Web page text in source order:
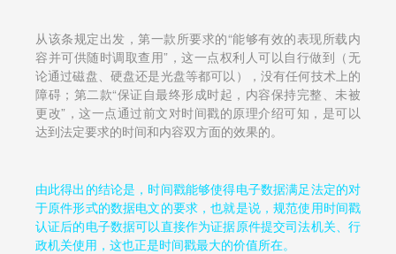
从该条规定出发，第一款所要求的“能够有效的表现所载内
容并可供随时调取查用”，这一点权利人可以自行做到（无
论通过磁盘、硬盘还是光盘等都可以），没有任何技术上的
障碍；第二款“保证自最终形成时起，内容保持完整、未被
更改”，这一点通过前文对时间戳的原理介绍可知，是可以
达到法定要求的时间和内容双方面的效果的。
由此得出的结论是，时间戳能够使得电子数据满足法定的对
于原件形式的数据电文的要求，也就是说，规范使用时间戳
认证后的电子数据可以直接作为证据原件提交司法机关、行
政机关使用，这也正是时间戳最大的价值所在。